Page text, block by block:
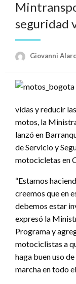
seguridad
Giovanni
vidas y reducir
motos, la
lanzó en
de Servicio y
motocicletas en
“Estamos
creemos que en
debemos estar
expresó la
Programa y
motociclistas a
haga buen uso
marcha en todo